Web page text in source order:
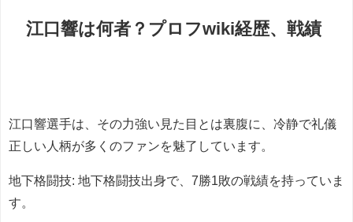
江口響は何者？プロフwiki経歴、戦績
江口響選手は、その力強い見た目とは裏腹に、冷静で礼儀
正しい人柄が多くのファンを魅了しています。
地下格闘技: 地下格闘技出身で、7勝1敗の戦績を持っていま
す。